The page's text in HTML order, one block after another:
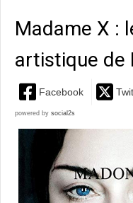
Madame X :
artistique de
Facebook
powered by social2s